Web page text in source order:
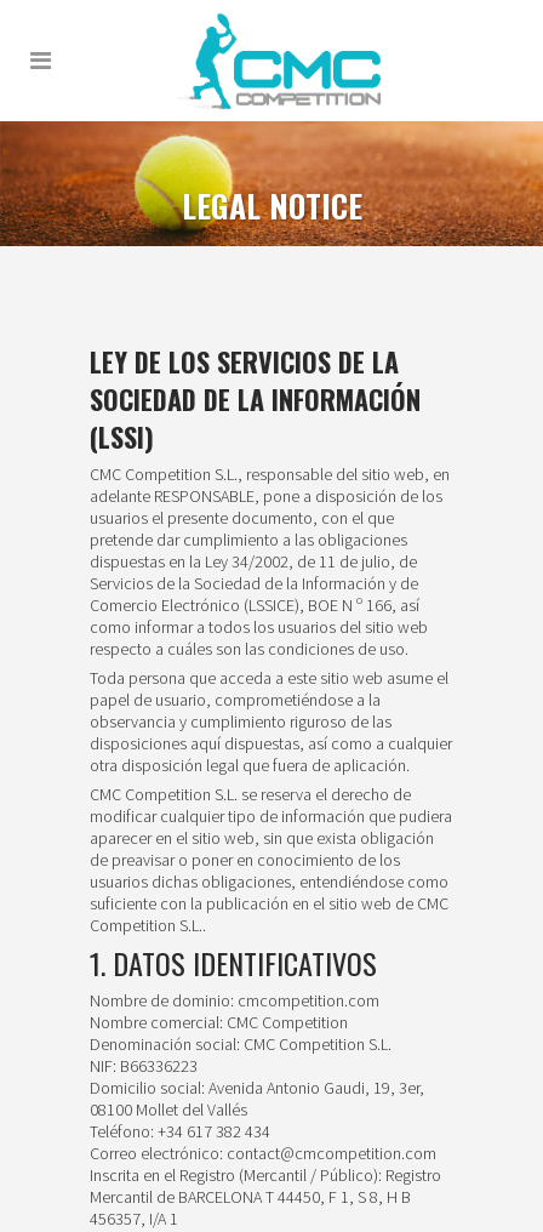
LEGAL NOTICE
LEY DE LOS SERVICIOS DE LA
SOCIEDAD DE LA INFORMACIÓN
(LSSI)
CMC Competition S.L., responsable del sitio web, en
adelante RESPONSABLE, pone a disposición de los
usuarios el presente documento, con el que
pretende dar cumplimiento a las obligaciones
dispuestas en la Ley 34/2002, de 11 de julio, de
Servicios de la Sociedad de la Información y de
Comercio Electrónico (LSSICE), BOE N º 166, así
como informar a todos los usuarios del sitio web
respecto a cuáles son las condiciones de uso.
Toda persona que acceda a este sitio web asume el
papel de usuario, comprometiéndose a la
observancia y cumplimiento riguroso de las
disposiciones aquí dispuestas, así como a cualquier
otra disposición legal que fuera de aplicación.
CMC Competition S.L. se reserva el derecho de
modificar cualquier tipo de información que pudiera
aparecer en el sitio web, sin que exista obligación
de preavisar o poner en conocimiento de los
usuarios dichas obligaciones, entendiéndose como
suficiente con la publicación en el sitio web de CMC
Competition S.L..
1. DATOS IDENTIFICATIVOS
Nombre de dominio: cmcompetition.com
Nombre comercial: CMC Competition
Denominación social: CMC Competition S.L.
NIF: B66336223
Domicilio social: Avenida Antonio Gaudi, 19, 3er,
08100 Mollet del Vallés
Teléfono: +34 617 382 434
Correo electrónico: contact@cmcompetition.com
Inscrita en el Registro (Mercantil / Público): Registro
Mercantil de BARCELONA T 44450, F 1, S 8, H B
456357, I/A 1